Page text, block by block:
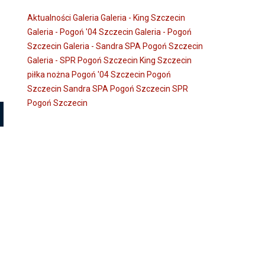
Aktualności Galeria Galeria - King Szczecin
Galeria - Pogoń '04 Szczecin Galeria - Pogoń
Szczecin Galeria - Sandra SPA Pogoń Szczecin
Galeria - SPR Pogoń Szczecin King Szczecin
piłka nożna Pogoń '04 Szczecin Pogoń
Szczecin Sandra SPA Pogoń Szczecin SPR
Pogoń Szczecin